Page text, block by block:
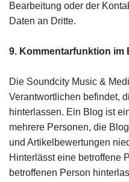
Bearbeitung oder der
Daten an Dritte.
9. Kommentarfunktion
Die Soundcity Music &
Verantwortlichen befindet,
hinterlassen. Ein Blog ist
mehrere Personen, die
und Artikelbewertungen
Hinterlässt eine betroffene
betroffenen Person